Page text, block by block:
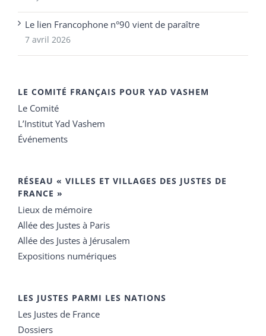
Le lien Francophone n°90 vient de paraître
7 avril 2026
LE COMITÉ FRANÇAIS POUR YAD VASHEM
Le Comité
L’Institut Yad Vashem
Événements
RÉSEAU « VILLES ET VILLAGES DES JUSTES DE
FRANCE »
Lieux de mémoire
Allée des Justes à Paris
Allée des Justes à Jérusalem
Expositions numériques
LES JUSTES PARMI LES NATIONS
Les Justes de France
Dossiers